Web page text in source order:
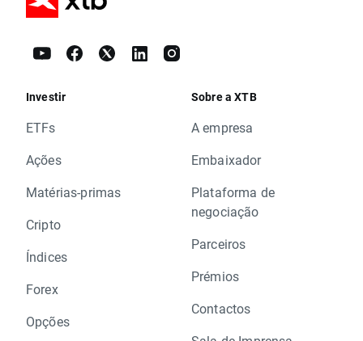
Investir
ETFs
Ações
Matérias-primas
Cripto
Índices
Forex
Opções
Sobre a XTB
A empresa
Embaixador
Plataforma de
negociação
Parceiros
Prémios
Contactos